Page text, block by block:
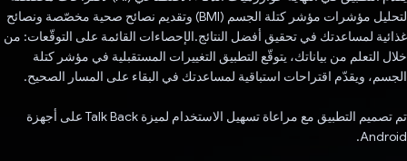
لتحليل مؤشرات مؤشر كتلة الجسم (BMI) وتقديم نصائح صحية مخصّصة ونصائح
غذائية لمساعدتك في تحقيق أفضل النتائج.الإحصاءات القائمة على التوقّعات: من
خلال التعلم من بياناتك، يتوقّع التطبيق التغييرات المستقبلية في مؤشر كتلة
الجسم، ويقدّم اقتراحات استباقية لمساعدتك في البقاء على المسار الصحيح.
تم تصميم التطبيق مع مراعاة تسهيل الاستخدام لميزة Talk Back على أجهزة
Android.